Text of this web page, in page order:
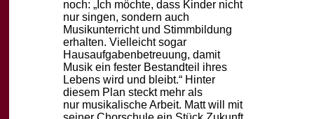
noch: „Ich möchte, dass Kinder nicht
nur singen, sondern auch
Musikunterricht und Stimmbildung
erhalten. Vielleicht sogar
Hausaufgabenbetreuung, damit
Musik ein fester Bestandteil ihres
Lebens wird und bleibt.“ Hinter
diesem Plan steckt mehr als
nur musikalische Arbeit. Matt will mit